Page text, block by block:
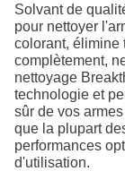
Solvant de
pour nettoyer
colorant, élimine
complètement,
nettoyage
technologie et
sûr de vos
que la plupart
performances
d'utilisation.